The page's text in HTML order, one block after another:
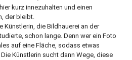
kurz innezuhalten und einen
der bleibt.
die Bildhauerei an der
schon lange. Denn wer ein Foto
auf eine Fläche, sodass etwas
Künstlerin sucht dann Wege, diese